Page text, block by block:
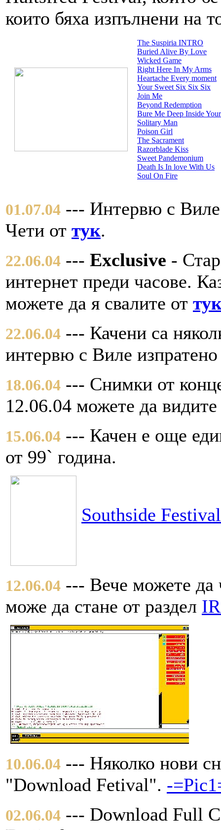
които бяха изпълнени на
The Suspiria INTRO
Buried Alive By Love
Wicked Game
Right Here In My Arms
Heartache Every moment
Your Sweet Six Six Six
Join Me
Beyond Redemption
Bure Me Deep Inside
Solitary Man
Poison Girl
The Sacrament
Razorblade Kiss
Sweet Pandemonium
Death Is In love With Us
Soul On Fire
01.07.04 --- Интервю с Виле
Чети от тук.
22.06.04 --- Exclusive -
интернет преди часове.
можете да я свалите от
22.06.04 --- Качени са
интервю с Виле
18.06.04 --- Снимки от
12.06.04 можете да
15.06.04 --- Качен е още
от 99` година.
Southside
12.06.04 --- Вече можете да
може да стане от раздел
10.06.04 --- Няколко нови
"Download Fetival". -
02.06.04 --- Download Full